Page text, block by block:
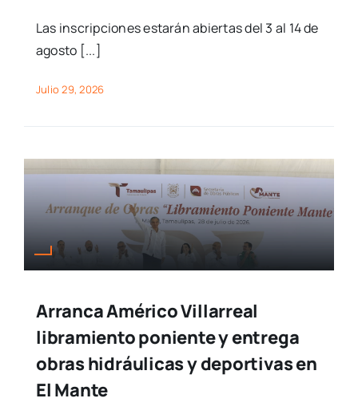
Las inscripciones estarán abiertas del 3 al 14 de
agosto [...]
Julio 29, 2026
Arranca Américo Villarreal
libramiento poniente y entrega
obras hidráulicas y deportivas en
El Mante